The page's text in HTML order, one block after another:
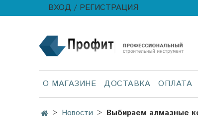
ВХОД / РЕГИСТРАЦИЯ
О МАГАЗИНЕ ДОСТАВКА ОПЛАТА
Новости Выбираем алмазные